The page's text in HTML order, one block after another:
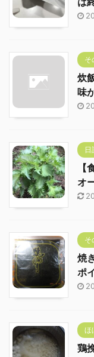
そ
炊
味
日
オ
そ
焼
ポ
ほ
鶏